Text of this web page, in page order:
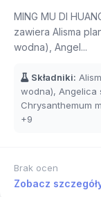
MING MU DI
zawiera Alisma
wodna), Angel...
Składniki:
wodna), Angelica
Chrysanthemum
+9
Brak ocen
Zobacz